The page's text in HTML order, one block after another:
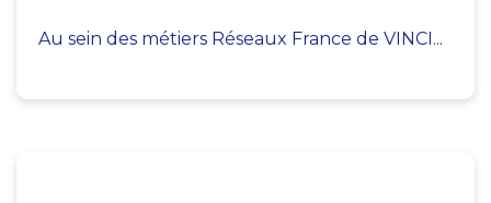
Au sein des métiers Réseaux France de VINCI...